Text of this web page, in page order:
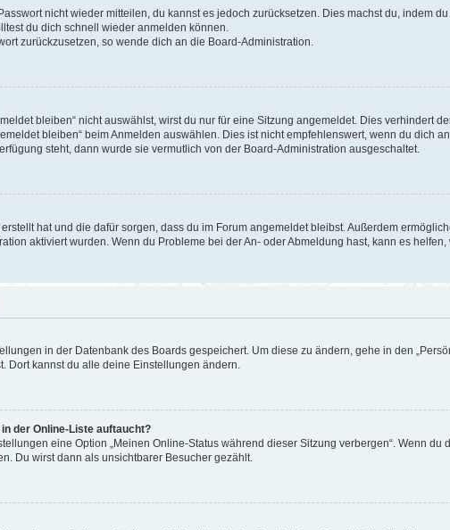
nicht wieder mitteilen, du kannst es jedoch zurücksetzen. Dies machst du, indem
du dich schnell wieder anmelden können.
zurückzusetzen, so wende dich an die Board-Administration.
bleiben“ nicht auswählst, wirst du nur für eine Sitzung angemeldet. Dies verhindert
bleiben“ beim Anmelden auswählen. Dies ist nicht empfehlenswert, wenn du dich
steht, dann wurde sie vermutlich von der Board-Administration ausgeschaltet.
hat und die dafür sorgen, dass du im Forum angemeldet bleibst. Außerdem
aktiviert wurden. Wenn du Probleme bei der An- oder Abmeldung hast, kann es
in der Datenbank des Boards gespeichert. Um diese zu ändern, gehe in den
Dort kannst du alle deine Einstellungen ändern.
der Online-Liste auftaucht?
eine Option „Meinen Online-Status während dieser Sitzung verbergen“. Wenn du
Du wirst dann als unsichtbarer Besucher gezählt.